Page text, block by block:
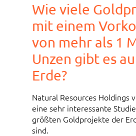
Wie viele
mit einem
von mehr als 1
Unzen gibt es
Erde?
Natural Resources Holdings
eine sehr interessante
größten Goldprojekte der
sind.